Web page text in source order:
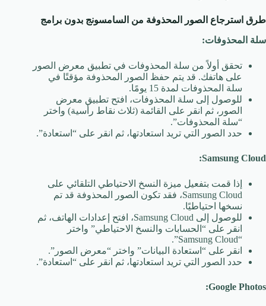
طرق استرجاع الصور المحذوفة من السامسونج بدون برامج
سلة المحذوفات:
تحقق أولاً من سلة المحذوفات في تطبيق معرض الصور
على هاتفك. قد يتم حفظ الصور المحذوفة مؤقتًا في
سلة المحذوفات لمدة 15 يومًا.
للوصول إلى سلة المحذوفات، افتح تطبيق معرض
الصور، ثم انقر على القائمة (ثلاث نقاط رأسية) واختر
“سلة المحذوفات”.
حدد الصور التي تريد استعادتها، ثم انقر على “استعادة”.
Samsung Cloud:
إذا قمت بتفعيل ميزة النسخ الاحتياطي التلقائي على
Samsung Cloud، فقد تكون الصور المحذوفة قد تم
نسخها احتياطيًا.
للوصول إلى Samsung Cloud، افتح إعدادات الهاتف، ثم
انقر على “الحسابات والنسخ الاحتياطي” واختر
“Samsung Cloud”.
انقر على “استعادة البيانات” واختر “معرض الصور”.
حدد الصور التي تريد استعادتها، ثم انقر على “استعادة”.
Google Photos: